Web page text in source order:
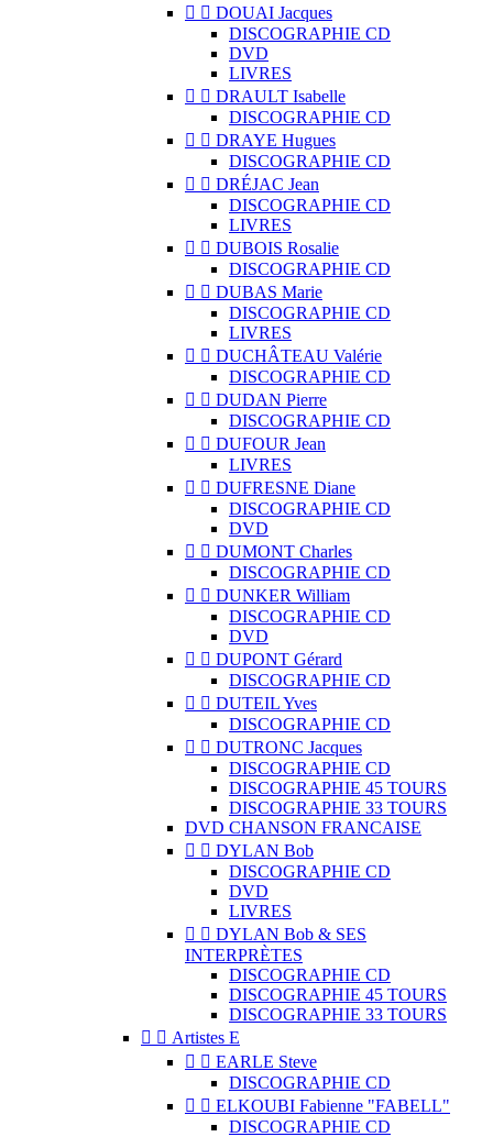
  DOUAI Jacques
DISCOGRAPHIE CD
DVD
LIVRES
  DRAULT Isabelle
DISCOGRAPHIE CD
  DRAYE Hugues
DISCOGRAPHIE CD
  DRÉJAC Jean
DISCOGRAPHIE CD
LIVRES
  DUBOIS Rosalie
DISCOGRAPHIE CD
  DUBAS Marie
DISCOGRAPHIE CD
LIVRES
  DUCHÂTEAU Valérie
DISCOGRAPHIE CD
  DUDAN Pierre
DISCOGRAPHIE CD
  DUFOUR Jean
LIVRES
  DUFRESNE Diane
DISCOGRAPHIE CD
DVD
  DUMONT Charles
DISCOGRAPHIE CD
  DUNKER William
DISCOGRAPHIE CD
DVD
  DUPONT Gérard
DISCOGRAPHIE CD
  DUTEIL Yves
DISCOGRAPHIE CD
  DUTRONC Jacques
DISCOGRAPHIE CD
DISCOGRAPHIE 45 TOURS
DISCOGRAPHIE 33 TOURS
DVD CHANSON FRANCAISE
  DYLAN Bob
DISCOGRAPHIE CD
DVD
LIVRES
  DYLAN Bob & SES
INTERPRÈTES
DISCOGRAPHIE CD
DISCOGRAPHIE 45 TOURS
DISCOGRAPHIE 33 TOURS
  Artistes E
  EARLE Steve
DISCOGRAPHIE CD
  ELKOUBI Fabienne "FABELL"
DISCOGRAPHIE CD